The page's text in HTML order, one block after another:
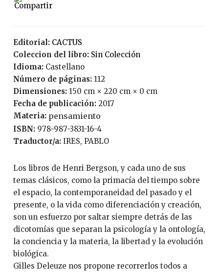
Editorial:
CACTUS
Coleccion del libro:
Sin Colección
Idioma:
Castellano
Número de páginas: 112
Dimensiones: 150 cm × 220 cm × 0 cm
Fecha de publicación:
2017
Materia: pensamiento
ISBN:
978-987-3831-16-4
Traductor/a: IRES, PABLO
Los libros de Henri Bergson, y cada uno de sus
temas clásicos, como la primacía del tiempo sobre
el espacio, la contemporaneidad del pasado y el
presente, o la vida como diferenciación y creación,
son un esfuerzo por saltar siempre detrás de las
dicotomías que separan la psicología y la ontología,
la conciencia y la materia, la libertad y la evolución
biológica.
Gilles Deleuze nos propone recorrerlos todos a